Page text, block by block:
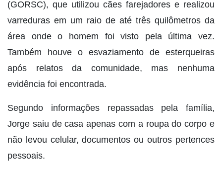
(GORSC), que utilizou cães farejadores e realizou
varreduras em um raio de até três quilômetros da
área onde o homem foi visto pela última vez.
Também houve o esvaziamento de esterqueiras
após relatos da comunidade, mas nenhuma
evidência foi encontrada.
Segundo informações repassadas pela família,
Jorge saiu de casa apenas com a roupa do corpo e
não levou celular, documentos ou outros pertences
pessoais.